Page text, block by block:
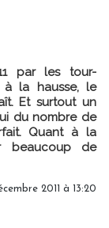
par les tour-
à la hausse, le
Et surtout un
du nombre de
Quant à la
beaucoup de
2011 à 13:20